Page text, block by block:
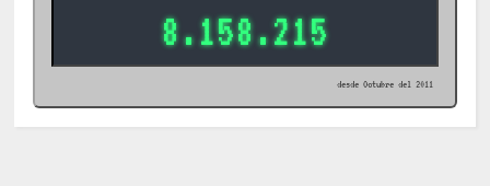
8.158.215
desde Octubre del 2011